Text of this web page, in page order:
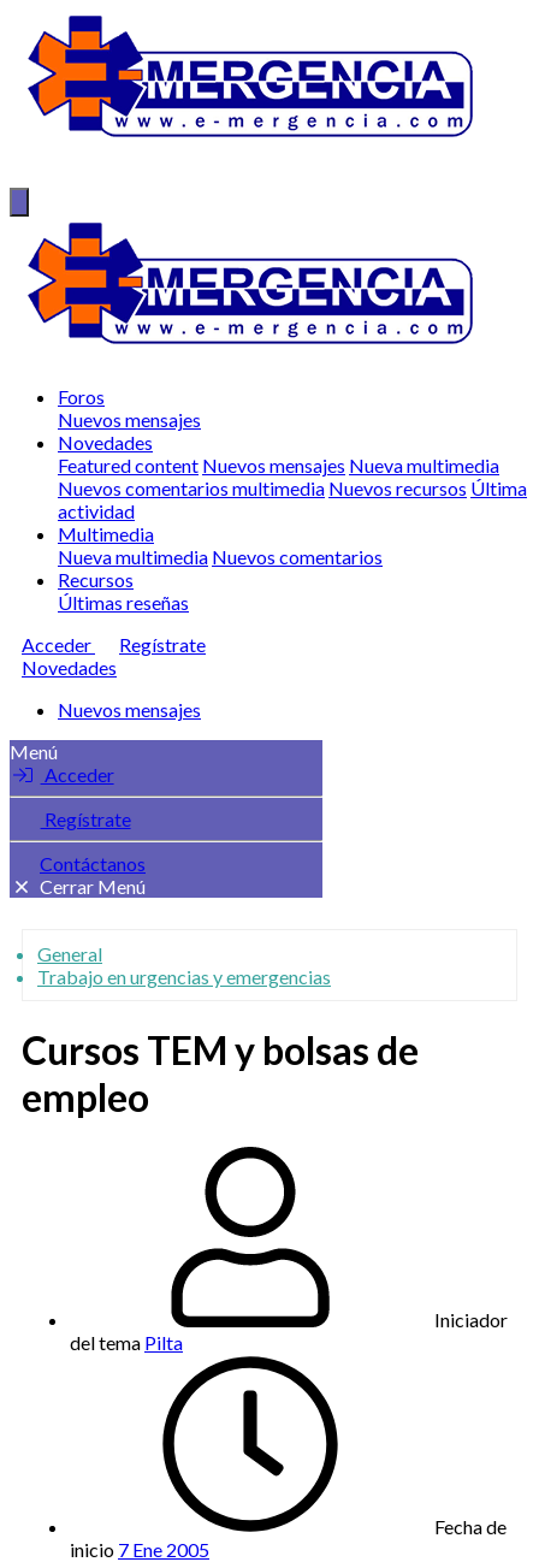
Foros
Nuevos mensajes
Novedades
Featured content Nuevos mensajes Nueva multimedia
Nuevos comentarios multimedia Nuevos recursos Última
actividad
Multimedia
Nueva multimedia Nuevos comentarios
Recursos
Últimas reseñas
Acceder
Regístrate
Novedades
Nuevos mensajes
Menú
Acceder
Regístrate
Contáctanos
Cerrar Menú
General
Trabajo en urgencias y emergencias
Cursos TEM y bolsas de
empleo
Iniciador
del tema Pilta
Fecha de
inicio 7 Ene 2005